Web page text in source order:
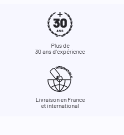
Plus de
30 ans d'expérience
Livraison en France
et international